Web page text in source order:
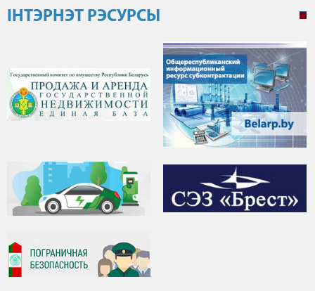
ІНТЭРНЭТ РЭСУРСЫ